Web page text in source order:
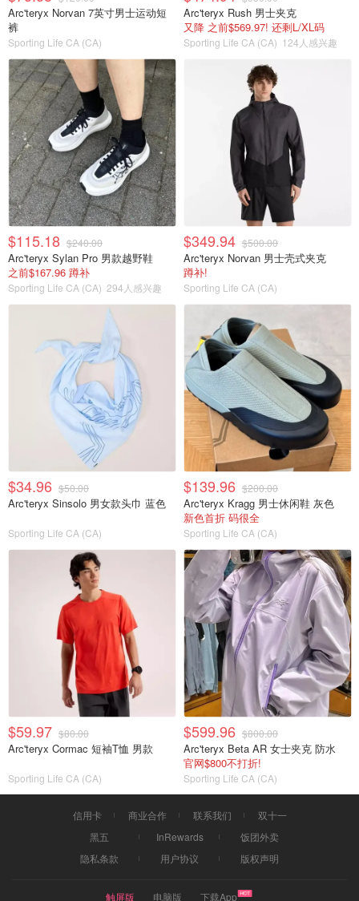
Arc'teryx Norvan 7英寸男士运动短
裤
Sporting Life CA (CA)
Arc'teryx Rush 男士夹克
又降 之前$569.97! 还剩L/XL码
Sporting Life CA (CA) 124人感兴趣
$115.18 $240.00
Arc'teryx Sylan Pro 男款越野鞋
之前$167.96 蹲补
Sporting Life CA (CA) 294人感兴趣
$349.94 $500.00
Arc'teryx Norvan 男士壳式夹克
蹲补!
Sporting Life CA (CA)
$34.96 $50.00
Arc'teryx Sinsolo 男女款头巾 蓝色
Sporting Life CA (CA)
$139.96 $200.00
Arc'teryx Kragg 男士休闲鞋 灰色
新色首折 码很全
Sporting Life CA (CA)
$59.97 $80.00
Arc'teryx Cormac 短袖T恤 男款
Sporting Life CA (CA)
$599.96 $800.00
Arc'teryx Beta AR 女士夹克 防水
官网$800不打折!
Sporting Life CA (CA)
信用卡 商业合作 联系我们
双十一
黑五
InRewards
饭团外卖
隐私条款
用户协议 版权声明
触屏版 电脑版 下载App